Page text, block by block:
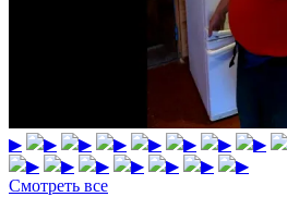
▶ ▶ ▶ ▶ ▶ ▶ ▶ ▶
▶
▶ ▶ ▶ ▶ ▶
▶
Смотреть все